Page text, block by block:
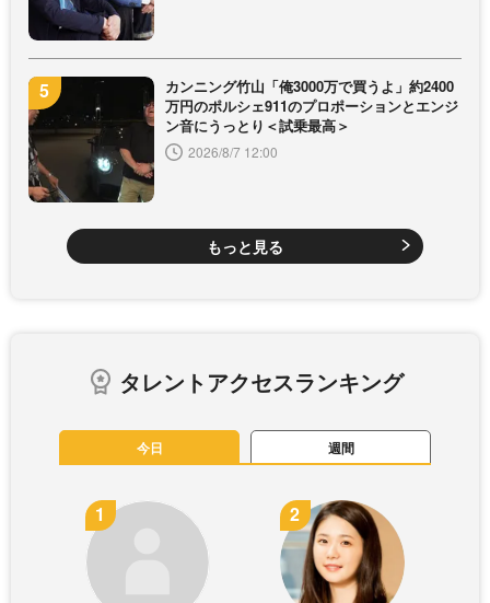
カンニング竹山「俺3000万で買うよ」約2400
万円のポルシェ911のプロポーションとエンジ
ン音にうっとり＜試乗最高＞
2026/8/7 12:00
もっと見る
タレントアクセスランキング
今日 週間